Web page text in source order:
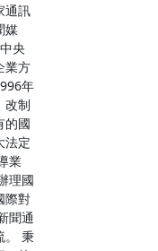
通訊
媒
央
業方
年
改制
的國
法定
業
理國
際對
聞通
。 秉